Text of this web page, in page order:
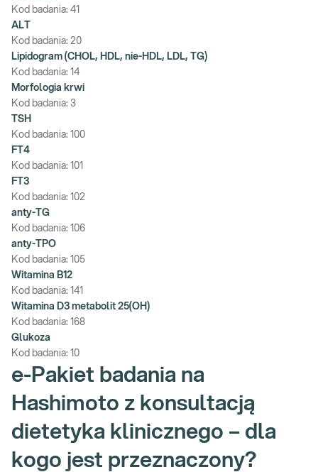
Kod badania: 41
ALT
Kod badania: 20
Lipidogram (CHOL, HDL, nie-HDL, LDL, TG)
Kod badania: 14
Morfologia krwi
Kod badania: 3
TSH
Kod badania: 100
FT4
Kod badania: 101
FT3
Kod badania: 102
anty-TG
Kod badania: 106
anty-TPO
Kod badania: 105
Witamina B12
Kod badania: 141
Witamina D3 metabolit 25(OH)
Kod badania: 168
Glukoza
Kod badania: 10
e-Pakiet badania na
Hashimoto z konsultacją
dietetyka klinicznego – dla
kogo jest przeznaczony?